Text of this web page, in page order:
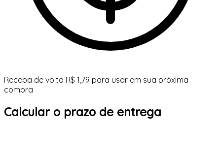
Receba de volta R$ 1,79 para usar em sua próxima
compra
Calcular o prazo de entrega